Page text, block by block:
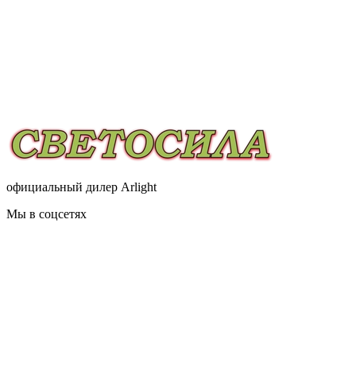
официальный дилер Arlight
Мы в соцсетях